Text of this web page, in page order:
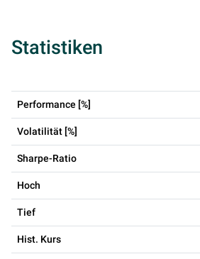
Statistiken
Performance [%]
Volatilität [%]
Sharpe-Ratio
Hoch
Tief
Hist. Kurs